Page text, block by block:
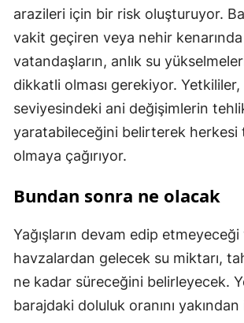
arazileri için bir risk oluşturuyor.
vakit geçiren veya nehir
vatandaşların, anlık su
dikkatli olması gerekiyor. Yetkililer,
seviyesindeki ani değişimlerin
yaratabileceğini belirterek herkesi
olmaya çağırıyor.
Bundan sonra ne olacak
Yağışların devam edip
havzalardan gelecek su miktarı,
ne kadar süreceğini belirleyecek.
barajdaki doluluk oranını